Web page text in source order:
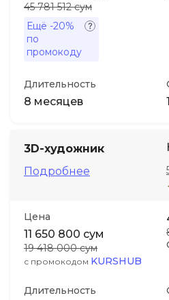
45 781 512 сум
Ещё -20%
по
промокоду
Длительность
8 месяцев
3D-художник
Подробнее
Цена
11 650 800 сум
19 418 000 сум
с промокодом KURSHUB
Длительность